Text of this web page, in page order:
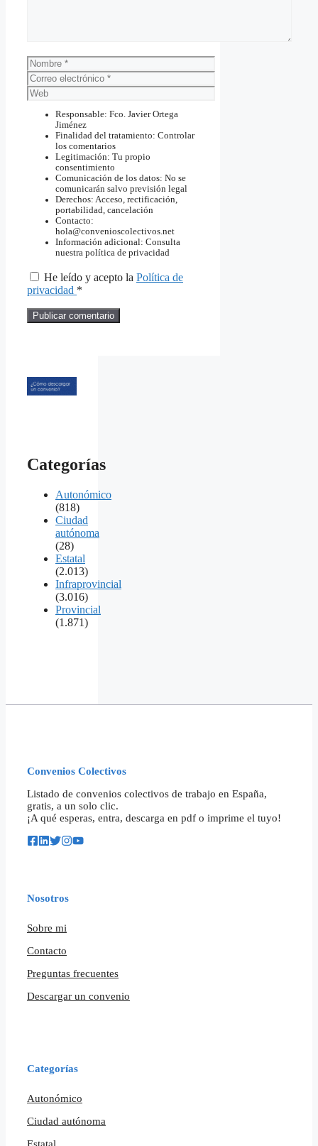
Nombre
Correo
electrónico
Web
Responsable: Fco. Javier Ortega
Jiménez
Finalidad del tratamiento: Controlar
los comentarios
Legitimación: Tu propio
consentimiento
Comunicación de los datos: No se
comunicarán salvo previsión legal
Derechos: Acceso, rectificación,
portabilidad, cancelación
Contacto:
hola@convenioscolectivos.net
Información adicional: Consulta
nuestra política de privacidad
He leído y acepto la Política de
privacidad *
Categorías
Autonómico
(818)
Ciudad
autónoma
(28)
Estatal
(2.013)
Infraprovincial
(3.016)
Provincial
(1.871)
Convenios Colectivos
Listado de convenios colectivos de trabajo en España,
gratis, a un solo clic.
¡A qué esperas, entra, descarga en pdf o imprime el tuyo!
Nosotros
Sobre mi
Contacto
Preguntas frecuentes
Descargar un convenio
Categorías
Autonómico
Ciudad autónoma